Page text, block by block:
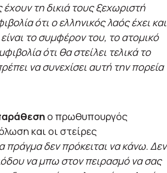
έχουν τη δικιά τους ξεχωριστή
ότι ο ελληνικός λαός έχει και
το συμφέρον του, το ατομικό
ότι θα στείλει τελικά το
να συνεχίσει αυτή την πορεία
ο πρωθυπουργός
και οι στείρες
πράγμα δεν πρόκειται να κάνω. Δεν
να μπω στον πειρασμό να σας